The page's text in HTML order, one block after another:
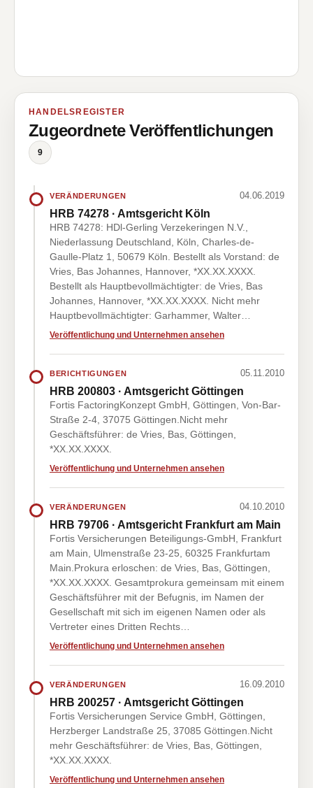
HANDELSREGISTER
Zugeordnete Veröffentlichungen
9
VERÄNDERUNGEN 04.06.2019
HRB 74278 · Amtsgericht Köln
HRB 74278: HDl-Gerling Verzekeringen N.V.,
Niederlassung Deutschland, Köln, Charles-de-
Gaulle-Platz 1, 50679 Köln. Bestellt als Vorstand: de
Vries, Bas Johannes, Hannover, *XX.XX.XXXX.
Bestellt als Hauptbevollmächtigter: de Vries, Bas
Johannes, Hannover, *XX.XX.XXXX. Nicht mehr
Hauptbevollmächtigter: Garhammer, Walter…
Veröffentlichung und Unternehmen ansehen
BERICHTIGUNGEN 05.11.2010
HRB 200803 · Amtsgericht Göttingen
Fortis FactoringKonzept GmbH, Göttingen, Von-Bar-
Straße 2-4, 37075 Göttingen.Nicht mehr
Geschäftsführer: de Vries, Bas, Göttingen,
*XX.XX.XXXX.
Veröffentlichung und Unternehmen ansehen
VERÄNDERUNGEN 04.10.2010
HRB 79706 · Amtsgericht Frankfurt am Main
Fortis Versicherungen Beteiligungs-GmbH, Frankfurt
am Main, Ulmenstraße 23-25, 60325 Frankfurtam
Main.Prokura erloschen: de Vries, Bas, Göttingen,
*XX.XX.XXXX. Gesamtprokura gemeinsam mit einem
Geschäftsführer mit der Befugnis, im Namen der
Gesellschaft mit sich im eigenen Namen oder als
Vertreter eines Dritten Rechts…
Veröffentlichung und Unternehmen ansehen
VERÄNDERUNGEN 16.09.2010
HRB 200257 · Amtsgericht Göttingen
Fortis Versicherungen Service GmbH, Göttingen,
Herzberger Landstraße 25, 37085 Göttingen.Nicht
mehr Geschäftsführer: de Vries, Bas, Göttingen,
*XX.XX.XXXX.
Veröffentlichung und Unternehmen ansehen